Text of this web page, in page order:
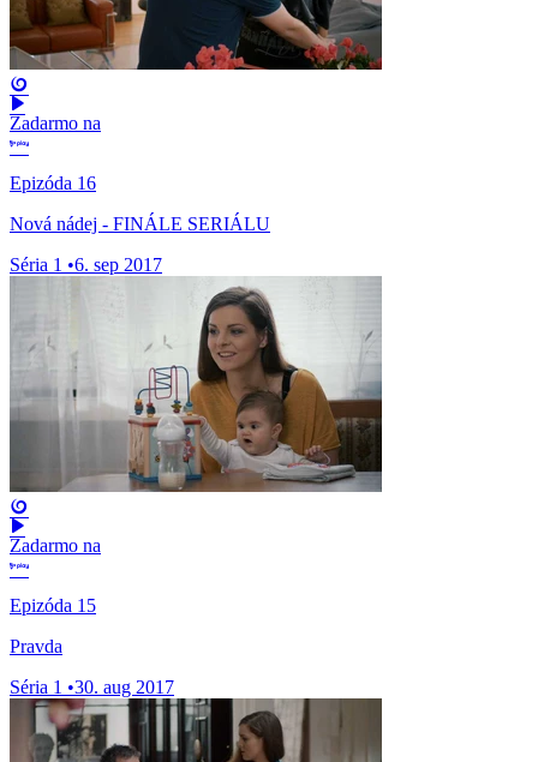
Zadarmo na
Epizóda 16
Nová nádej - FINÁLE SERIÁLU
Séria 1 •6. sep 2017
Zadarmo na
Epizóda 15
Pravda
Séria 1 •30. aug 2017